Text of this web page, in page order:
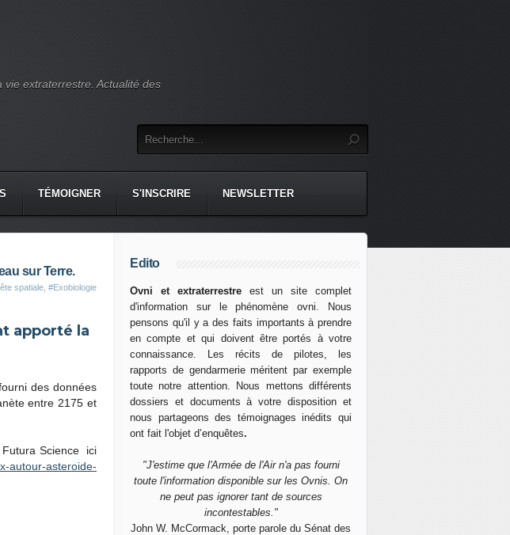
extraterrestre. Actualité des
TÉMOIGNER S'INSCRIRE NEWSLETTER
sur Terre.
spatiale #Exobiologie
apporté la
des données
entre 2175 et
Futura Science ici
autour-asteroide-
Edito
Ovni et extraterrestre est un site complet
d'information sur le phénomène ovni. Nous
pensons qu'il y a des faits importants à prendre
en compte et qui doivent être portés à votre
connaissance. Les récits de pilotes, les
rapports de gendarmerie méritent par exemple
toute notre attention. Nous mettons différents
dossiers et documents à votre disposition et
nous partageons des témoignages inédits qui
ont fait l'objet d’enquêtes.
"J'estime que l'Armée de l'Air n'a pas fourni
toute l'information disponible sur les Ovnis. On
ne peut pas ignorer tant de sources
incontestables."
John W. McCormack, porte parole du Sénat des